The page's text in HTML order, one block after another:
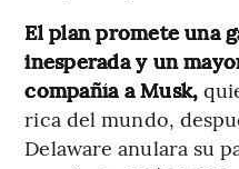
El plan promete una
inesperada y un
compañía a Musk,
rica del mundo,
Delaware anulara su